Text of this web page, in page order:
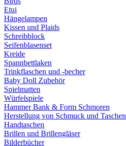
Etui
Hängelampen
Kissen und Plaids
Schreibblock
Seifenblasenset
Kreide
Spannbettlaken
Trinkflaschen und -becher
Baby Doll Zubehör
Spielmatten
Würfelspiele
Hammer Bank & Form Schmoren
Herstellung von Schmuck und Taschen
Handtaschen
Brillen und Brillengläser
Bilderbücher